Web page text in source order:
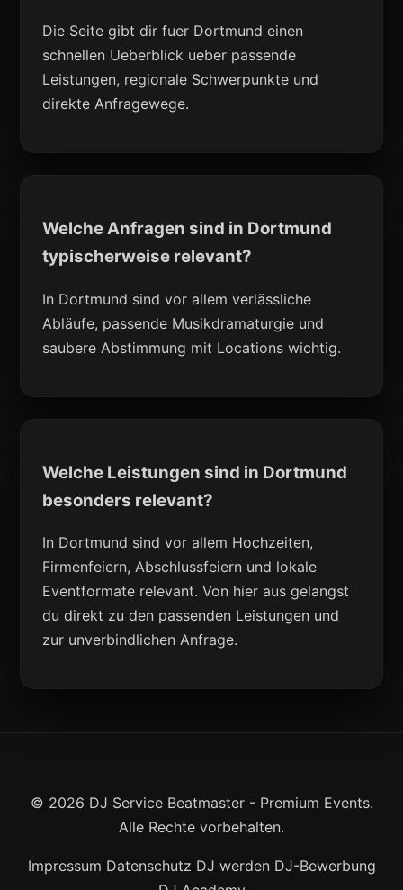
Die Seite gibt dir fuer Dortmund einen
schnellen Ueberblick ueber passende
Leistungen, regionale Schwerpunkte und
direkte Anfragewege.
Welche Anfragen sind in Dortmund
typischerweise relevant?
In Dortmund sind vor allem verlässliche
Abläufe, passende Musikdramaturgie und
saubere Abstimmung mit Locations wichtig.
Welche Leistungen sind in Dortmund
besonders relevant?
In Dortmund sind vor allem Hochzeiten,
Firmenfeiern, Abschlussfeiern und lokale
Eventformate relevant. Von hier aus gelangst
du direkt zu den passenden Leistungen und
zur unverbindlichen Anfrage.
© 2026 DJ Service Beatmaster - Premium Events.
Alle Rechte vorbehalten.
Impressum Datenschutz DJ werden DJ-Bewerbung